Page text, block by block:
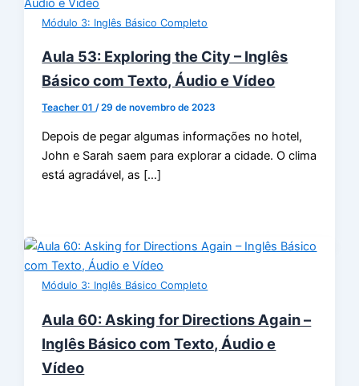
Módulo 3: Inglês Básico Completo
Aula 53: Exploring the City – Inglês
Básico com Texto, Áudio e Vídeo
Teacher 01/29 de novembro de 2023
Depois de pegar algumas informações no hotel,
John e Sarah saem para explorar a cidade. O clima
está agradável, as […]
Módulo 3: Inglês Básico Completo
Aula 60: Asking for Directions Again –
Inglês Básico com Texto, Áudio e
Vídeo